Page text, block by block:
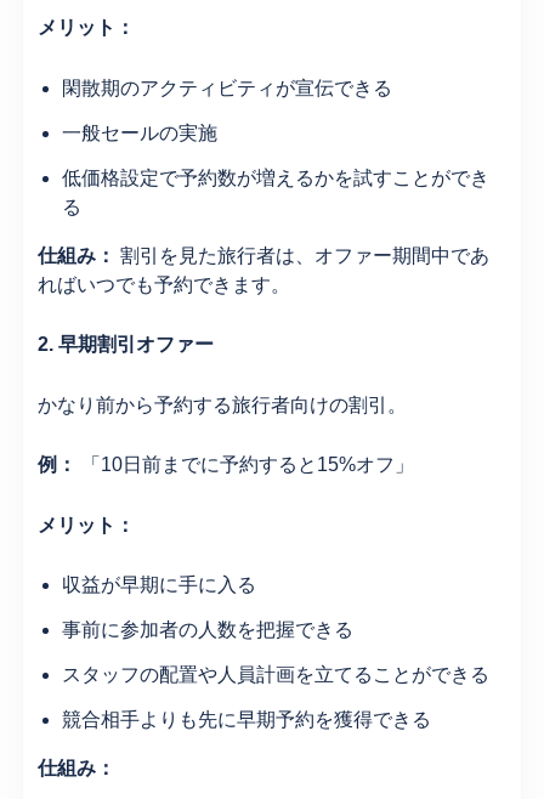
メリット：
閑散期のアクティビティが宣伝できる
一般セールの実施
低価格設定で予約数が増えるかを試すことができ
る
仕組み： 割引を見た旅行者は、オファー期間中であ
ればいつでも予約できます。
2. 早期割引オファー
かなり前から予約する旅行者向けの割引。
例： 「10日前までに予約すると15%オフ」
メリット：
収益が早期に手に入る
事前に参加者の人数を把握できる
スタッフの配置や人員計画を立てることができる
競合相手よりも先に早期予約を獲得できる
仕組み：